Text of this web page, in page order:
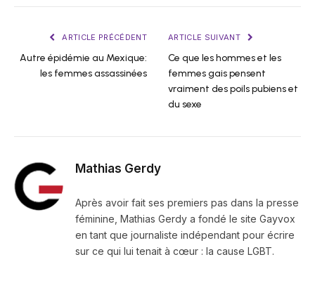
ARTICLE PRÉCÉDENT
Autre épidémie au Mexique:
les femmes assassinées
ARTICLE SUIVANT
Ce que les hommes et les
femmes gais pensent
vraiment des poils pubiens et
du sexe
Mathias Gerdy
Après avoir fait ses premiers pas dans la presse
féminine, Mathias Gerdy a fondé le site Gayvox
en tant que journaliste indépendant pour écrire
sur ce qui lui tenait à cœur : la cause LGBT.